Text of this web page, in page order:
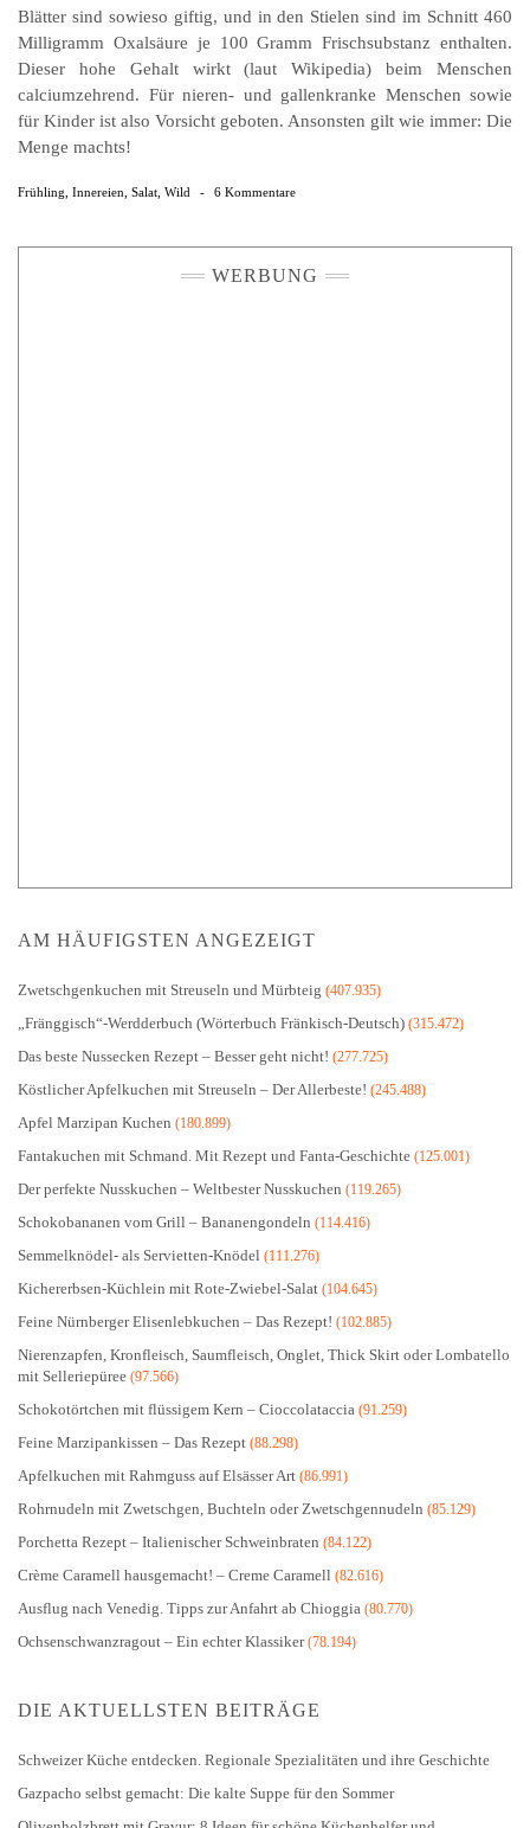
Blätter sind sowieso giftig, und in den Stielen sind im Schnitt 460
Milligramm Oxal­säure je 100 Gramm Frischsubstanz enthalten.
Dieser hohe Gehalt wirkt (laut Wikipedia) beim Menschen
calciumzehrend. Für nieren- und gallenkranke Menschen sowie
für Kinder ist also Vorsicht geboten. Ansonsten gilt wie immer: Die
Menge machts!
Frühling Innereien Salat Wild - 6 Kommentare
WERBUNG
AM HÄUFIGSTEN ANGEZEIGT
Zwetschgenkuchen mit Streuseln und Mürbteig (407.935)
„Fränggisch“-Werdderbuch (Wörterbuch Fränkisch-Deutsch) (315.472)
Das beste Nussecken Rezept – Besser geht nicht! (277.725)
Köstlicher Apfelkuchen mit Streuseln – Der Allerbeste! (245.488)
Apfel Marzipan Kuchen (180.899)
Fantakuchen mit Schmand. Mit Rezept und Fanta-Geschichte (125.001)
Der perfekte Nusskuchen – Weltbester Nusskuchen (119.265)
Schokobananen vom Grill – Bananengondeln (114.416)
Semmelknödel- als Servietten-Knödel (111.276)
Kichererbsen-Küchlein mit Rote-Zwiebel-Salat (104.645)
Feine Nürnberger Elisenlebkuchen – Das Rezept! (102.885)
Nierenzapfen, Kronfleisch, Saumfleisch, Onglet, Thick Skirt oder Lombatello
mit Selleriepüree (97.566)
Schokotörtchen mit flüssigem Kern – Cioccolataccia (91.259)
Feine Marzipankissen – Das Rezept (88.298)
Apfelkuchen mit Rahmguss auf Elsässer Art (86.991)
Rohrnudeln mit Zwetschgen, Buchteln oder Zwetschgennudeln (85.129)
Porchetta Rezept – Italienischer Schweinbraten (84.122)
Crème Caramell hausgemacht! – Creme Caramell (82.616)
Ausflug nach Venedig. Tipps zur Anfahrt ab Chioggia (80.770)
Ochsenschwanzragout – Ein echter Klassiker(78.194)
DIE AKTUELLSTEN BEITRÄGE
Schweizer Küche entdecken. Regionale Spezialitäten und ihre Geschichte
Gazpacho selbst gemacht: Die kalte Suppe für den Sommer